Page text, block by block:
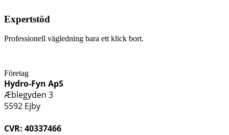
Expertstöd
Professionell vägledning bara ett klick bort.
Företag
Hydro-Fyn ApS
Æblegyden 3
5592 Ejby
CVR: 40337466